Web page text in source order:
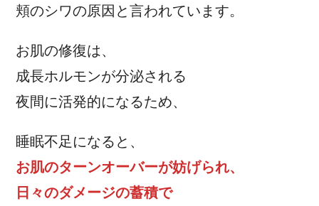
頬のシワの原因と言われています。
お肌の修復は、
成長ホルモンが分泌される
夜間に活発的になるため、
睡眠不足になると、
お肌のターンオーバーが妨げられ、
日々のダメージの蓄積で